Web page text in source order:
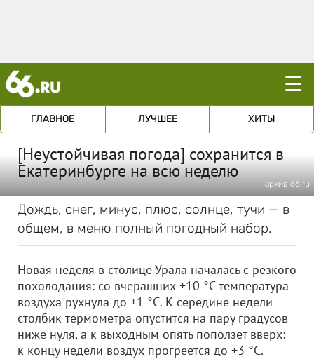
☰
ГЛАВНОЕ ЛУЧШЕЕ ХИТЫ
[Неустойчивая погода] сохранится в
Екатеринбурге на всю неделю
архив 66.ru
Дождь, снег, минус, плюс, солнце, тучи — в
общем, в меню полный погодный набор.
Новая неделя в столице Урала началась с резкого
похолодания: со вчерашних +10 °С температура
воздуха рухнула до +1 °С. К середине недели
столбик термометра опустится на пару градусов
ниже нуля, а к выходным опять поползет вверх:
к концу недели воздух прогреется до +3 °С.